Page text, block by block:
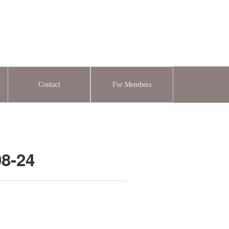
Contact For Members
24